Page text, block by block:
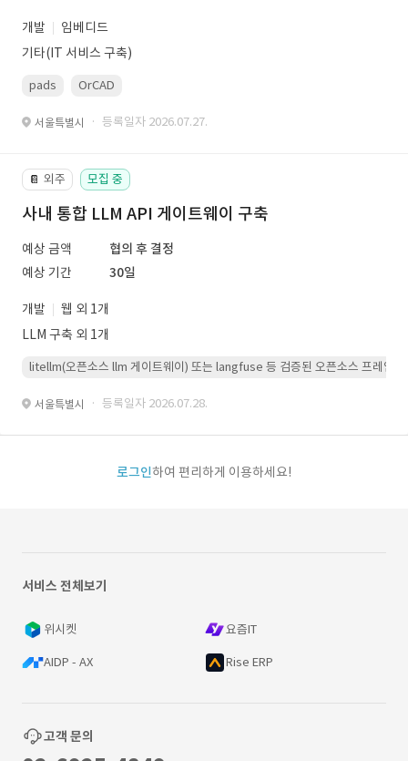
개발
임베디드
기타(IT 서비스 구축)
pads OrCAD
서울특별시 · 등록일자 2026.07.27.
📔 외주 모집 중
사내 통합 LLM API 게이트웨이 구축
예상 금액
협의 후 결정
예상 기간
30일
개발
웹 외 1개
LLM 구축 외 1개
litellm(오픈소스 llm 게이트웨이) 또는 langfuse 등 검증된 오픈소스 프레임워
서울특별시 · 등록일자 2026.07.28.
로그인하여 편리하게 이용하세요!
서비스 전체보기
위시켓 요즘IT
AIDP - AX Rise ERP
고객 문의